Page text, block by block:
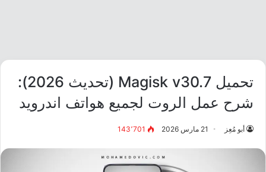
تحميل Magisk v30.7 (تحديث 2026):
شرح عمل الروت لجميع هواتف اندرويد
أبو مُعِز 21 مارس 2026 143٬701